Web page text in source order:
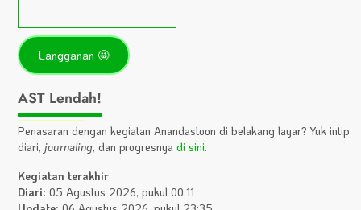
AST Lendah!
Penasaran dengan kegiatan Anandastoon di belakang layar? Yuk intip
diari, journaling, dan progresnyadi sini.
Kegiatan terakhir
Diari:05 Agustus 2026, pukul 00:11